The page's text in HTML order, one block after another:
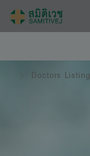
Doctors Listing